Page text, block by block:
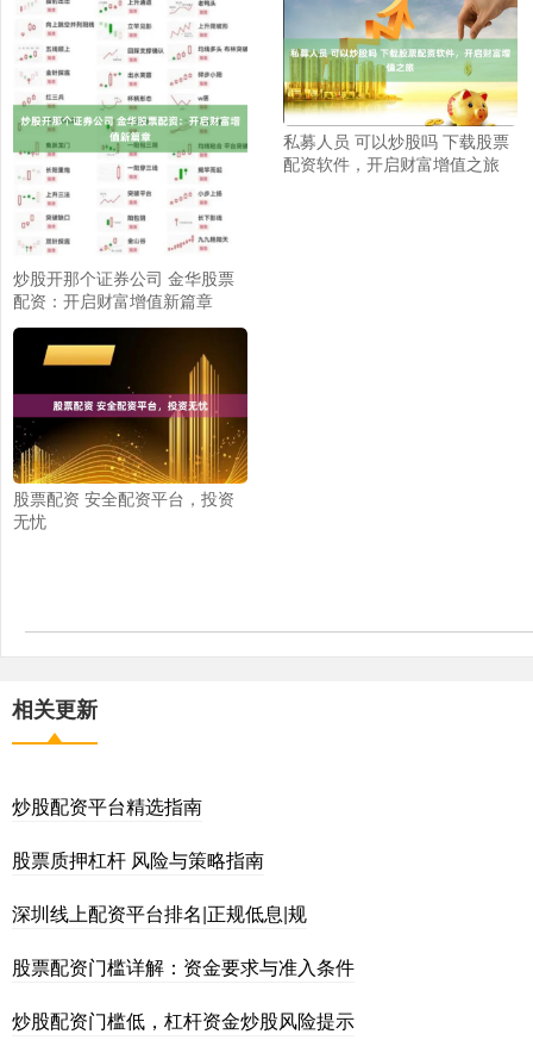
炒股开那个证券公司 金华股票
配资：开启财富增值新篇章
私募人员 可以炒股吗 下载股票
配资软件，开启财富增值之旅
股票配资 安全配资平台，投资
无忧
相关更新
炒股配资平台精选指南
股票质押杠杆 风险与策略指南
深圳线上配资平台排名|正规低息|规
股票配资门槛详解：资金要求与准入条件
炒股配资门槛低，杠杆资金炒股风险提示